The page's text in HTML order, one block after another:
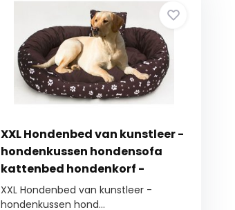
XXL Hondenbed van kunstleer -
hondenkussen hondensofa
kattenbed hondenkorf -
waterdicht 110 X 80 cm
XXL Hondenbed van kunstleer -
hondenkussen hond...